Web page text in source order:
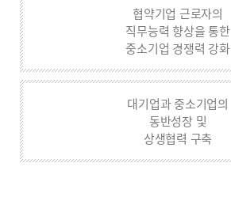
협약기업 근로자의
직무능력 향상을 통한
중소기업 경쟁력 강화
대기업과 중소기업의
동반성장 및
상생협력 구축